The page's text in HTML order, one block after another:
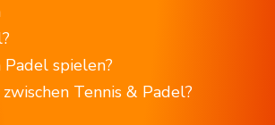
spielen?
Tennis & Padel?